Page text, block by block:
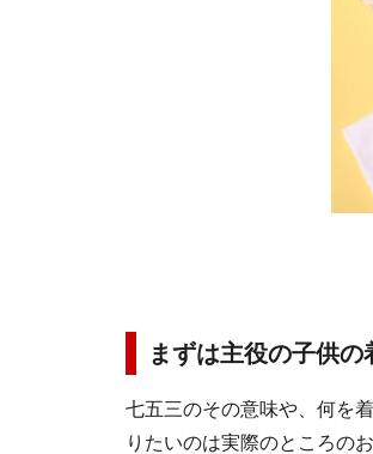
まずは主役の子供
七五三のその意味や、何を
りたいのは実際のところの